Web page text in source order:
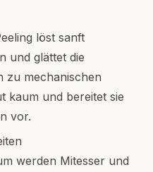
löst sanft
und glättet die
zu mechanischen
kaum und bereitet sie
vor.
werden Mitesser und